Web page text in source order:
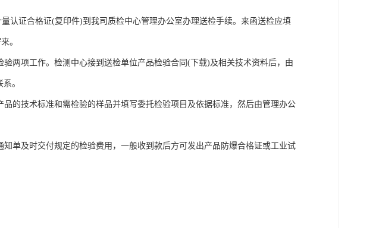
认证合格证(复印件)到我司质检中心管理办公室办理送检手续。来函送检应填
。
两项工作。检测中心接到送检单位产品检验合同(下载)及相关技术资料后，由
。
的技术标准和需检验的样品并填写委托检验项目及依据标准，然后由管理办公
单及时交付规定的检验费用，一般收到款后方可发出产品防爆合格证或工业试